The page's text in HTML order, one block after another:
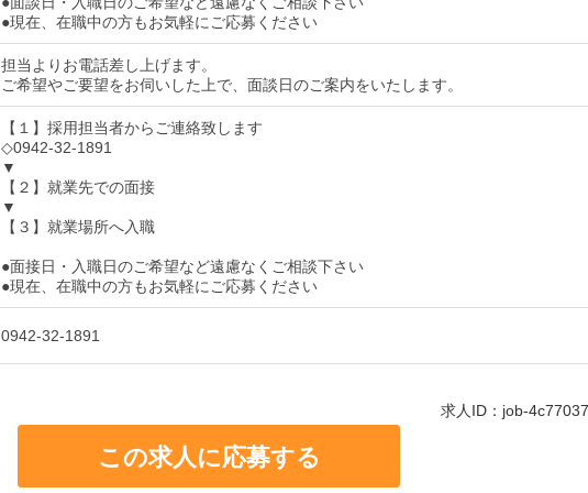
●現在、在職中の方もお気軽にご応募ください
担当よりお電話差し上げます。
ご希望やご要望をお伺いした上で、面談日のご案内をいたします。
【１】採用担当者からご連絡致します
◇0942-32-1891
▼
【２】就業先での面接
▼
【３】就業場所へ入職
●面接日・入職日のご希望など遠慮なくご相談下さい
●現在、在職中の方もお気軽にご応募ください
0942-32-1891
求人ID：job-
この求人に応募する